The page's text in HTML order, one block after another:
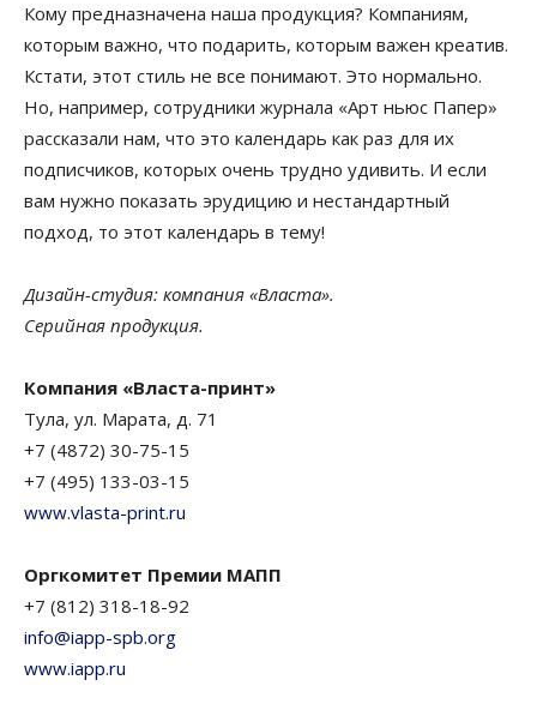
Кому предназначена наша продукция? Компаниям,
которым важно, что подарить, которым важен креатив.
Кстати, этот стиль не все понимают. Это нормально.
Но, например, сотрудники журнала «Арт ньюс Папер»
рассказали нам, что это календарь как раз для их
подписчиков, которых очень трудно удивить. И если
вам нужно показать эрудицию и нестандартный
подход, то этот календарь в тему!
Дизайн-студия: компания «Власта».
Серийная продукция.
Компания «Власта-принт»
Тула, ул. Марата, д. 71
+7 (4872) 30-75-15
+7 (495) 133-03-15
www.vlasta-print.ru
Оргкомитет Премии МАПП
+7 (812) 318-18-92
info@iapp-spb.org
www.iapp.ru